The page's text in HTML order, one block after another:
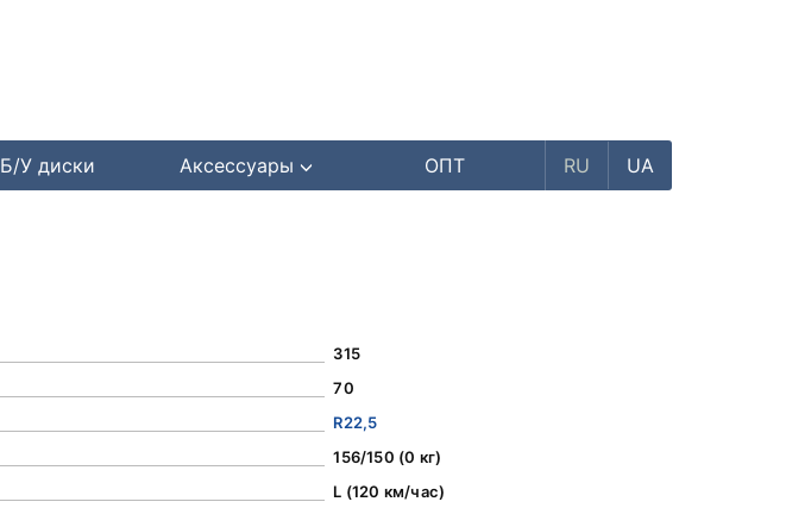
Б/У диски Аксессуары ОПТ RU UA
315
70
R22,5
156/150 (0 кг)
L (120 км/час)